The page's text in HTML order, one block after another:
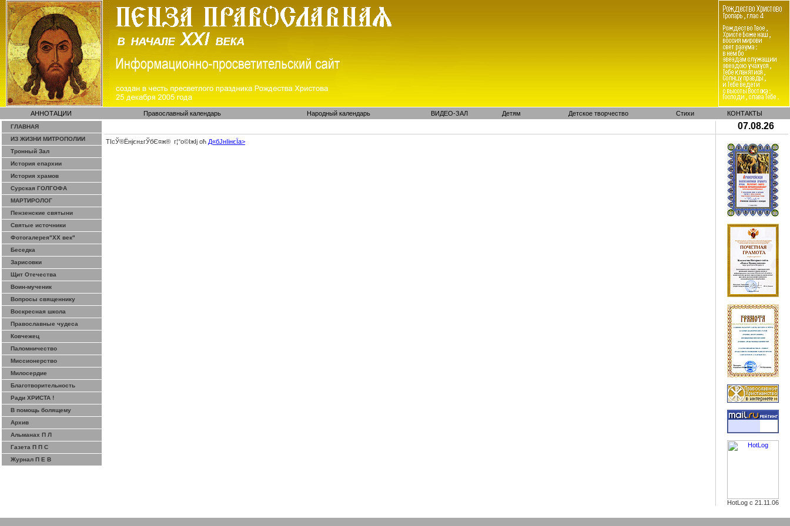
АННОТАЦИИ Православный календарь Народный календарь ВИДЕО-ЗАЛ Детям Детское творчество Стихи КОНТАКТЫ
ГЛАВНАЯ
ИЗ ЖИЗНИ МИТРОПОЛИИ
Тронный Зал
История епархии
История храмов
Сурская ГОЛГОФА
МАРТИРОЛОГ
Пензенские святыни
Святые источники
Фотогалерея"ХХ век"
Беседка
Зарисовки
Щит Отечества
Воин-мученик
Вопросы священнику
Воскресная школа
Православные чудеса
Ковчежец
Паломничество
Миссионерство
Милосердие
Благотворительность
Ради ХРИСТА !
В помощь болящему
Архив
Альманах П Л
Газета П П С
Журнал П Е В
07.08.26
ТІсЎ®Ёнјєн±­гЎ­бЄ¤ж® г¦°о©ІжІј оћ Д«бЈ­нІінєЇa>
HotLog с 21.11.06